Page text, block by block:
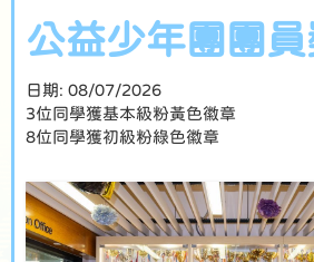
公益少年團團員
日期: 08/07/2026
3位同學獲基本級粉黃色徽章
8位同學獲初級粉綠色徽章